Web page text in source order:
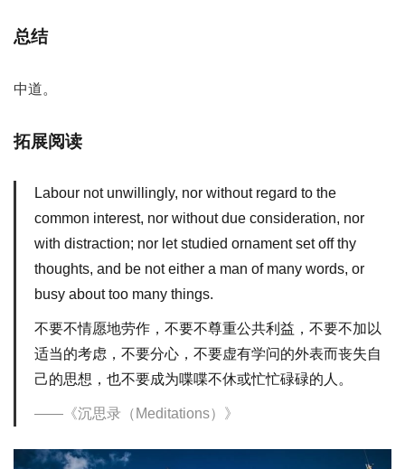
总结
中道。
拓展阅读
Labour not unwillingly, nor without regard to the
common interest, nor without due consideration, nor
with distraction; nor let studied ornament set off thy
thoughts, and be not either a man of many words, or
busy about too many things.
不要不情愿地劳作，不要不尊重公共利益，不要不加以
适当的考虑，不要分心，不要虚有学问的外表而丧失自
己的思想，也不要成为喋喋不休或忙忙碌碌的人。
《沉思录（Meditations）》